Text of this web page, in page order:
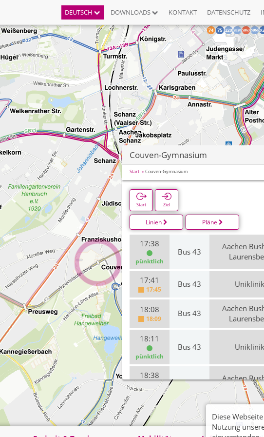
DEUTSCH DOWNLOADS KONTAKT DATENSCHUTZ
Couven-Gymnasium
Start Couven-Gymnasium
Start Ziel
Linien Pläne
17:38
pünktlich
Bus 43
Aachen
17:41
17:45
Bus 43 Uniklinik
18:08
18:09
Bus 43
Aachen
18:11
pünktlich
Bus 43 Uniklinik
18:38
pünktlich
Bus 43
Aachen
18:41
Bus 43
Uniklinik
Diese
Nutzung